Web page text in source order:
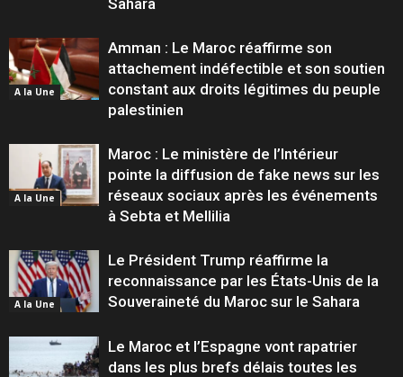
A la Une
Amman : Le Maroc réaffirme son
attachement indéfectible et son soutien
constant aux droits légitimes du peuple
palestinien
A la Une
Maroc : Le ministère de l’Intérieur
pointe la diffusion de fake news sur les
réseaux sociaux après les événements
à Sebta et Mellilia
A la Une
Le Président Trump réaffirme la
reconnaissance par les États-Unis de la
Souveraineté du Maroc sur le Sahara
Le Maroc et l’Espagne vont rapatrier
dans les plus brefs délais toutes les